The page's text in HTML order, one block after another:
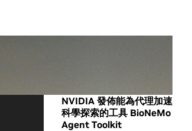
News
NVIDIA 發佈能為代理加速
科學探索的工具 BioNeMo
Agent Toolkit